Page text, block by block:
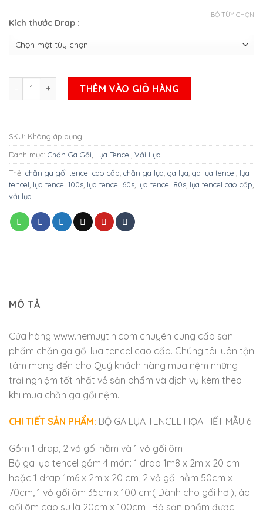
Kích thước Drap :
BỎ TÙY CHỌN
BỘ GA LỤA TENCEL HỌA TIẾT MẪU 6 số lượng
THÊM VÀO GIỎ HÀNG
SKU: Không áp dụng
Danh mục: Chăn Ga Gối Lụa Tencel Vải Lụa
Thẻ: chăn ga gối tencel cao cấp chăn ga lụa ga lụa ga lụa tencel lụa
tencel lụa tencel 100s lụa tencel 60s lụa tencel 80s lụa tencel cao cấp
vải lụa
MÔ TẢ
Cửa hàng www.nemuytin.com chuyên cung cấp sản
phẩm chăn ga gối lụa tencel cao cấp. Chúng tôi luôn tận
tâm mang đến cho Quý khách hàng mua nệm những
trải nghiệm tốt nhất về sản phẩm và dịch vụ kèm theo
khi mua chăn ga gối nệm.
CHI TIẾT SẢN PHẨM: BỘ GA LỤA TENCEL HỌA TIẾT MẪU 6
Gồm 1 drap, 2 vỏ gối nằm và 1 vỏ gối ôm
Bộ ga lụa tencel gồm 4 món: 1 drap 1m8 x 2m x 20 cm
hoặc 1 drap 1m6 x 2m x 20 cm, 2 vỏ gối nằm 50cm x
70cm, 1 vỏ gối ôm 35cm x 100 cm( Dành cho gối hơi), áo
gối ôm cao su là 20cm x 100cm . Bộ sản phẩm được